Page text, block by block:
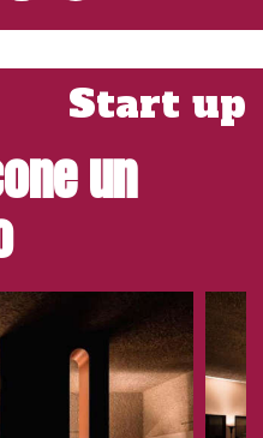
principale, la
i 40 e i 60 euro e un
prime e metodi di
a una cucina con alcuni
i primi spicca, ad esempio,
con guacamole e lamponi
con blend di sesamo
teriyaki. Tra i dessert,
mon cheri con Dry Martini
La Chapelle
Start up
un